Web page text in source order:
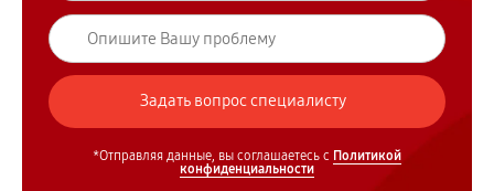
*Отправляя данные, вы соглашаетесь с Политикой
конфиденциальности